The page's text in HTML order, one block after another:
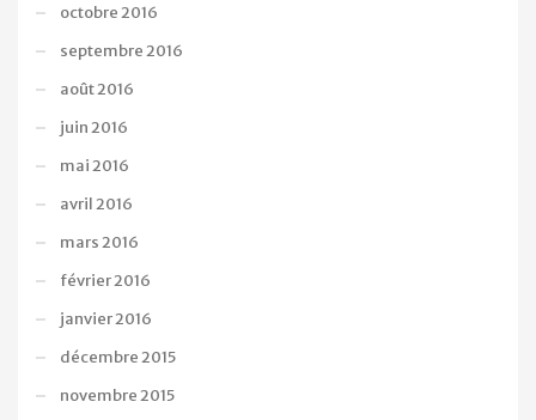
octobre 2016
septembre 2016
août 2016
juin 2016
mai 2016
avril 2016
mars 2016
février 2016
janvier 2016
décembre 2015
novembre 2015